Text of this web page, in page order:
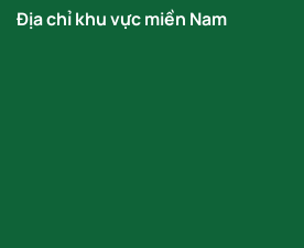
Địa chỉ khu vực miền Nam